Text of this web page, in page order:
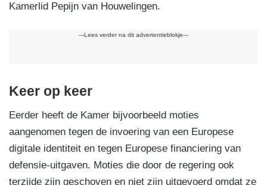
Kamerlid Pepijn van Houwelingen.
---Lees verder na dit advertentieblokje---
Keer op keer
Eerder heeft de Kamer bijvoorbeeld moties
aangenomen tegen de invoering van een Europese
digitale identiteit en tegen Europese financiering van
defensie-uitgaven. Moties die door de regering ook
terzijde zijn geschoven en niet zijn uitgevoerd omdat ze